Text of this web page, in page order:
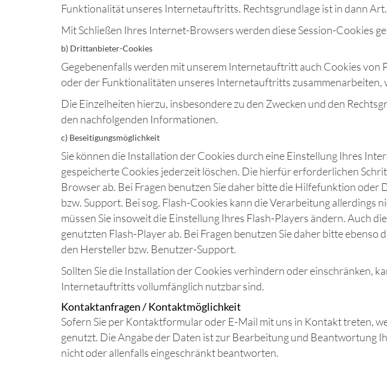
Funktionalität unseres Internetauftritts. Rechtsgrundlage ist in dann Art.
Mit Schließen Ihres Internet-Browsers werden diese Session-Cookies
b) Drittanbieter-Cookies
Gegebenenfalls werden mit unserem Internetauftritt auch Cookies
oder der Funktionalitäten unseres Internetauftritts zusammenarbeiten,
Die Einzelheiten hierzu, insbesondere zu den Zwecken und den
den nachfolgenden Informationen.
c) Beseitigungsmöglichkeit
Sie können die Installation der Cookies durch eine Einstellung Ihres
gespeicherte Cookies jederzeit löschen. Die hierfür erforderlichen
Browser ab. Bei Fragen benutzen Sie daher bitte die Hilfefunktion
bzw. Support. Bei sog. Flash-Cookies kann die Verarbeitung
müssen Sie insoweit die Einstellung Ihres Flash-Players ändern. Auch
genutzten Flash-Player ab. Bei Fragen benutzen Sie daher bitte
den Hersteller bzw. Benutzer-Support.
Sollten Sie die Installation der Cookies verhindern oder einschränken,
Internetauftritts vollumfänglich nutzbar sind.
Kontaktanfragen / Kontaktmöglichkeit
Sofern Sie per Kontaktformular oder E-Mail mit uns in Kontakt treten,
genutzt. Die Angabe der Daten ist zur Bearbeitung und
nicht oder allenfalls eingeschränkt beantworten.